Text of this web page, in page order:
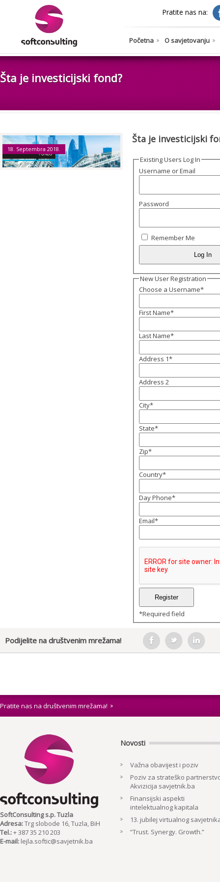
Pratite nas na:
Početna O savjetovanju
Šta je investicijski fond?
18. Septembra 2018.
Šta je investicijski
Existing Users Log In
Username or Email
Password
Remember Me
New User Registration
Choose a Username*
First Name*
Last Name*
Address 1*
Address 2
City*
State*
Zip*
Country*
Day Phone*
Email*
*Required field
Podijelite na društvenim mrežama!
Pratite nas na društvenim mrežama!
SoftConsulting s.p. Tuzla
Adresa:Trg slobode 16, Tuzla, BiH
Tel.:+ 387 35 210 203
E-mail: lejla.softic@savjetnik.ba
Novosti
Važna obavijest i poziv
Poziv za strateško
Akvizicija savjetnik.ba
Finansijski aspekti
intelektualnog kapitala
13. jubilej virtualnog
“Trust. Synergy. Growth.”